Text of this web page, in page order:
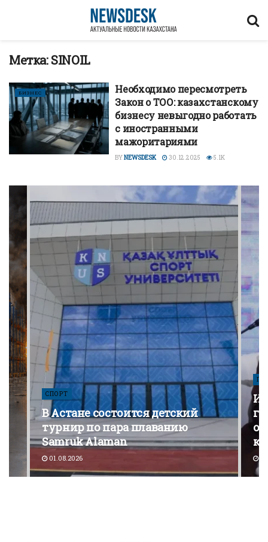
Метка:SINOIL
БИЗНЕС
Необходимо пересмотреть
Закон о ТОО: казахстанскому
бизнесу невыгодно работать
с иностранными
мажоритариями
BYNEWSDESK 30.12.2025 5.1K
СПОРТ
В Астане состоится детский
турнир по пара плаванию
Samruk Alaman
01.08.2026